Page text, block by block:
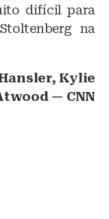
difícil para
na
Kylie
— CNN